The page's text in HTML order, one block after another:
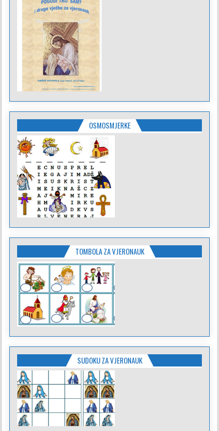
OSMOSMJERKE
TOMBOLA ZA VJERONAUK
SUDOKU ZA VJERONAUK